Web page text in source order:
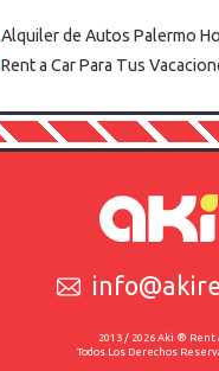
Alquiler de Autos Palermo
Rent a Car Para Tus
2013 / 2026 Aki ®
Todos Los Derechos